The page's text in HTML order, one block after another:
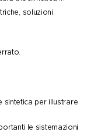
soluzioni
sintetica per illustrare
le sistemazioni